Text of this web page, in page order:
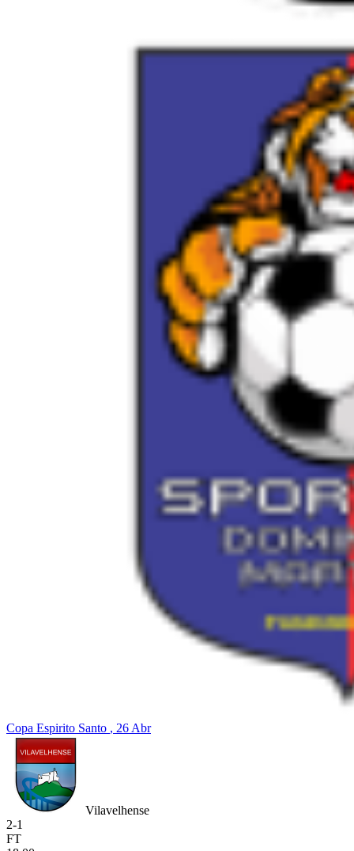
Copa Espirito Santo , 26 Abr
Vilavelhense
2-1
FT